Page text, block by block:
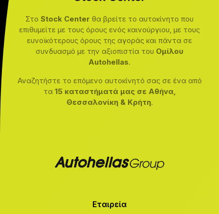
Στο Stock Center θα βρείτε το αυτοκίνητο που
επιθυμείτε με τους όρους ενός καινούργιου, με τους
ευνοϊκότερους όρους της αγοράς και πάντα σε
συνδυασμό με την αξιοπιστία του Ομίλου
Autohellas.
Αναζητήστε το επόμενο αυτοκίνητό σας σε ένα από
τα 15 καταστήματά μας σε Αθήνα,
Θεσσαλονίκη & Κρήτη.
Εταιρεία